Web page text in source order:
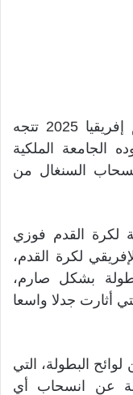
رغم تتويج المغرب بلقب كأس أمم إفريقيا 2025 تتجه
الجامعة الملكية
السنغال من
لكرة القدم فوزي
لكرة القدم،
بشكل صارم،
أثارت جدلا واسعا
هذا التحرك على المادة 59 من لوائح البطولة، التي
عن انسحاب أي